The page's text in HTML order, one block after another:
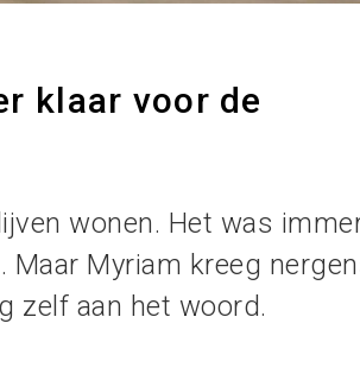
klaar voor de
wonen. Het was
Myriam kreeg
zelf aan het woord.